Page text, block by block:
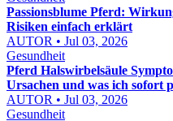
Passionsblume Pferd:
Risiken einfach erklärt
AUTOR • Jul 03, 2026
Gesundheit
Pferd Halswirbelsäule
Ursachen und was ich sofort
AUTOR • Jul 03, 2026
Gesundheit